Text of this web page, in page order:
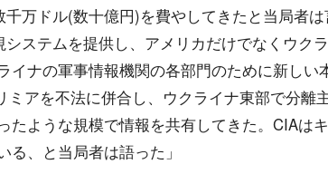
万ドル(数十億円)を費やしてきたと当局者
ステムを提供し、アメリカだけでなくウクラ
イナの軍事情報機関の各部門のために新しい
アを不法に併合し、ウクライナ東部で分離
たような規模で情報を共有してきた。CIAはキ
、と当局者は語った」